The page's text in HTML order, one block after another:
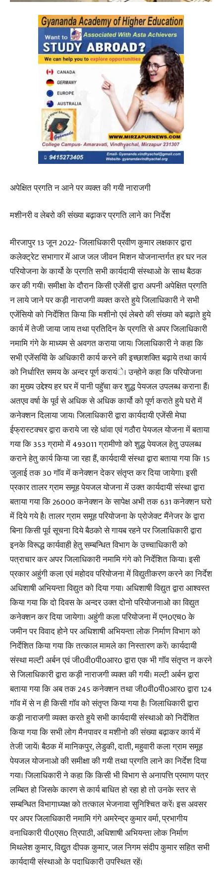
अपेक्षित प्रगति न आने पर व्यक्त की गयी नाराजगी
मशीनरी व लेबरो की संख्या बढ़ाकर प्रगति लाने का निर्देश
मीरजापुर 13 जून 2022- जिलाधिकारी प्रवीण कुमार लक्षकार द्वारा
कलेक्ट्रेट सभागार में आज जल जीवन मिशन योजनान्तर्गत हर घर नल
परियोजना के कार्यो के प्रगति सभी कार्यदायी संस्थाओ के साथ बैठक
कर की गयी। समीक्षा के दौरान किसी एजेंसी द्वारा अपनी अपेक्षित प्रगति
न लाये जाने पर कड़ी नाराजगी व्यक्त करते हुये जिलाधिकारी ने सभी
एजेंसियो को निर्देशित किया कि मशीनो एवं लेबरो की संख्या को बढ़ाते हुये
कार्य में तेजी जाया जाय तथा प्रतिदिन के प्रगति से अपर जिलाधिकारी
नमामि गंगे के माध्यम से अवगत कराया जाय। जिलाधिकारी ने कहा कि
सभी एजेंसयिो के अधिकारी कार्य करने की इच्छाशक्ति बढ़ाये तथा कार्य
को निर्धारित समय के अन्दर पूर्ण करायंे। उन्होने कहा कि परियोजना
का मुख्य उद्देश्य हर घर में पानी पहुॅचा कर शुद्ध पेयजल उपलब्ध कराना हैं।
अतएव वर्षा के पूर्व से अधिक से अधिक कार्यो को पूर्ण कराते हुये घरो में
कनेक्शन दिलाया जाय। जिलाधिकारी द्वारा कार्यदायी एजेंसी मेघा
ईफ्रास्टक्चर द्वारा कराये जा रहे धांवा एवं गठौरा पेयजल योजना में बताया
गया कि 353 ग्रामो में 493011 ग्रामीणो को शुद्ध पेयजल हेतु उपलब्ध
कराने हेतु कार्य किया जा रहा हैं, कार्यदायी संस्था द्वारा बताया गया कि 15
जुलाई तक 30 गाॅव में कनेक्शन देकर संतृप्त कर दिया जायेगा। इसी
प्रकार तालर ग्राम समूह पेयजल योजना में उक्त कार्यदायी संस्था द्वारा
बताया गया कि 26000 कनेक्शन के सापेक्ष अभी तक 631 कनेक्शन घरो
में दिये गये है। तालर ग्राम समूह परियोजना के प्रोजेक्ट मैंनेजर के द्वारा
बिना किसी पूर्व सूचना दिये बैठको से गायब रहने पर जिलाधिकारी द्वारा
इनके विरूद्ध कार्यवाही हेतु सम्बन्धित विभाग के उच्चाधिकारी को
पत्राचार कर अपर जिलाधिकारी नमामि गंगे को निर्देशित किया। इसी
प्रकार अहुंगी कला एवं महोदव परियोजना में विद्युतीकरण करने का निर्देश
अधिशाषी अभियन्ता विद्युत को दिया गया। अधिशाषी विद्युत द्वारा आश्वस्त
किया गया कि दो दिवस के अन्दर उक्त दोनो परियोजनाओ का विद्युत
कनेक्शन कर दिया जायेगा। अहुंगी कला परियोजना में एन0एच0 के
जमीन पर विवाद होने पर अधिशाषी अभियन्ता लोक निर्माण विभाग को
निर्देशित किया गया कि तत्काल मामले का निस्तारण करें। कार्यदायी
संस्था मल्टी अर्बन एवं जी0वी0पी0आर0 द्वारा एक भी गाॅव संतृप्त न करने
से जिलाधिकारी द्वारा कड़ी नाराजगी व्यक्त की गयी। मल्टी अर्बन द्वारा
बताया गया कि अब तक 245 कनेक्शन तथा जी0वी0पी0आर0 द्वारा 124
गाॅव में से न ही किसी गाॅव को संतृप्त किया गया है। जिलाधिकारी द्वारा
कड़ी नाराजगी व्यक्त करते हुये सभी कार्यदायी संस्थाओ को निर्देशित
किया गया कि सभी लोग मैनपावर व मशीनो की संख्या बढ़ाकर कार्य में
तेजी जायें। बैठक में मानिकपुर, लेडुकी, दाती, महुवारी कला ग्राम समूह
पेयजल योजनाओ की समीक्षा की गयी तथा प्रगति लाने का निर्देश दिया
गया। जिलाधिकारी ने कहा कि किसी भी विभाग से अनापत्ति प्रमाण पत्र
लम्बित हो जिसके कारण से कार्य बाधित हो रहा हो तो उनके स्तर से
सम्बन्धित विभागाध्यक्ष को तत्काल भेजनावा सुनिश्चित करें। इस अवसर
पर अपर जिलाधिकारी नमामि गंगे अमरेन्द्र कुमार वर्मा, प्रभागीय
वनाधिकारी पी0एस0 त्रिपाठी, अधिशाषी अभियन्ता लोक निर्माण
मिथलेश कुमार, विद्युुत दीपक कुमार, जल निगम संदीप कुमार सहित सभी
कार्यदायी संस्थाओ के पदाधिकारी उपस्थित रहें।